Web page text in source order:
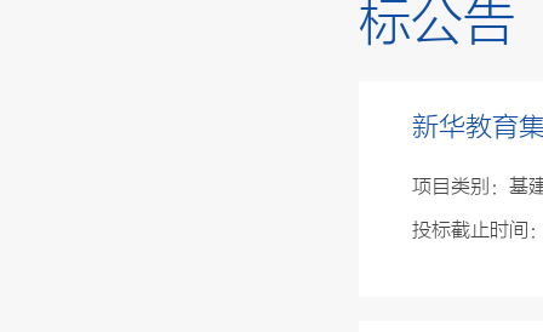
标公告
新华教育
项目类别：基
投标截止时